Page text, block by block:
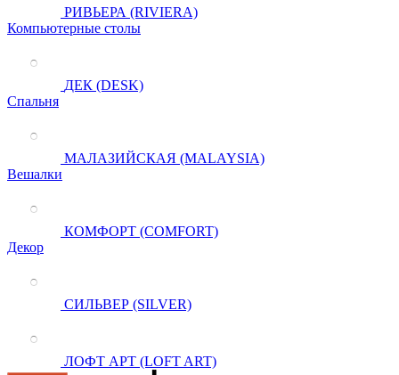
РИВЬЕРА (RIVIERA)
Компьютерные столы
ДЕК (DESK)
Спальня
МАЛАЗИЙСКАЯ (MALAYSIA)
Вешалки
КОМФОРТ (COMFORT)
Декор
СИЛЬВЕР (SILVER)
ЛОФТ АРТ (LOFT ART)